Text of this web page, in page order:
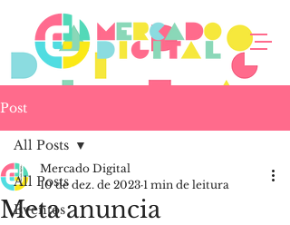
Post
All Posts
Eventos
All Posts
Meta anuncia
Mercado Digital
10 de dez. de 2023 1 min de leitura